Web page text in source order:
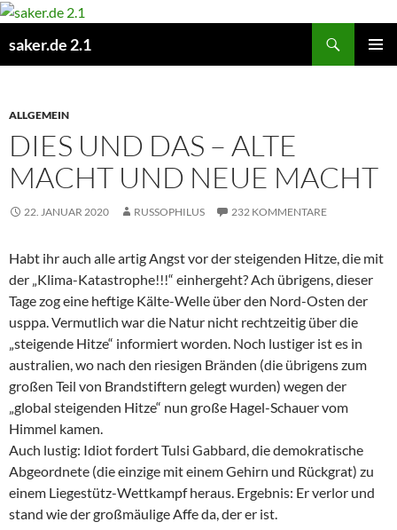
Zum
springen
saker.de 2.1
ALLGEMEIN
DIES UND DAS – ALTE
MACHT UND NEUE MACHT
22. JANUAR 2020 RUSSOPHILUS 232 KOMMENTARE
Habt ihr auch alle artig Angst vor der steigenden Hitze, die mit
der „Klima-Katastrophe!!!“ einhergeht? Ach übrigens, dieser
Tage zog eine heftige Kälte-Welle über den Nord-Osten der
usppa. Vermutlich war die Natur nicht rechtzeitig über die
„steigende Hitze“ informiert worden. Noch lustiger ist es in
australien, wo nach den riesigen Bränden (die übrigens zum
großen Teil von Brandstiftern gelegt wurden) wegen der
„global steigenden Hitze“ nun große Hagel-Schauer vom
Himmel kamen.
Auch lustig: Idiot fordert Tulsi Gabbard, die demokratische
Abgeordnete (die einzige mit einem Gehirn und Rückgrat) zu
einem Liegestütz-Wettkampf heraus. Ergebnis: Er verlor und
stand wie der großmäulige Affe da, der er ist.